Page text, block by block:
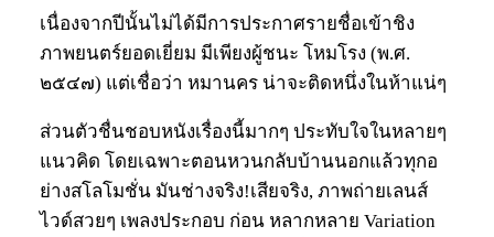
เนื่องจากปีนั้นไม่ได้มีการประกาศรายชื่อเข้าชิง
ภาพยนตร์ยอดเยี่ยม มีเพียงผู้ชนะ โหมโรง (พ.ศ.
๒๕๔๗) แต่เชื่อว่า หมานคร น่าจะติดหนึ่งในห้าแน่ๆ
ส่วนตัวชื่นชอบหนังเรื่องนี้มากๆ ประทับใจในหลายๆ
แนวคิด โดยเฉพาะตอนหวนกลับบ้านนอกแล้วทุกอ
ย่างสโลโมชั่น มันช่างจริง!เสียจริง, ภาพถ่ายเลนส์
ไวด์สวยๆ เพลงประกอบ ก่อน หลากหลาย Variation